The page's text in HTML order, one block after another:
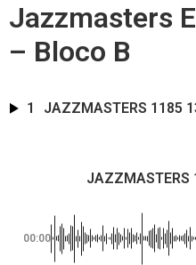
Jazzmasters
– Bloco B
1 JAZZMASTERS 1185
JAZZMASTERS
00:00